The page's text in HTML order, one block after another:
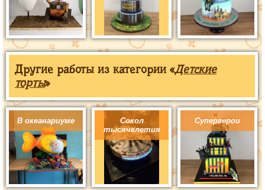
Другие работы из категории «Детские
торты»
В океанариуме
Сокол
тысячелетия
Супергерои